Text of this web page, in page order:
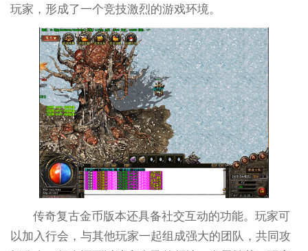
玩家，形成了一个竞技激烈的游戏环境。
传奇复古金币版本还具备社交互动的功能。玩家可
以加入行会，与其他玩家一起组成强大的团队，共同攻